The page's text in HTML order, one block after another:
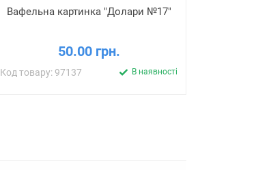
Вафельна картинка "Долари №17"
50.00 грн.
Код товару: 97137 В наявності